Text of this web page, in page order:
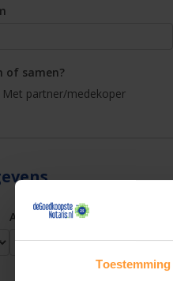
Toestemming
of samen?
Met partner/medekoper
Achternaam